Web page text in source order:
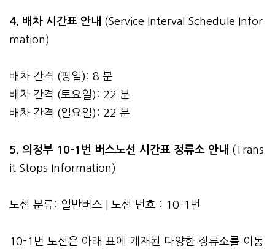
4. 배차 시간표 안내 (Service Interval Schedule Infor
mation)
배차 간격 (평일): 8 분
배차 간격 (토요일): 22 분
배차 간격 (일요일): 22 분
5. 의정부 10-1번 버스노선 시간표 정류소 안내 (Trans
it Stops Information)
노선 분류: 일반버스 | 노선 번호 : 10-1번
10-1번 노선은 아래 표에 게재된 다양한 정류소를 이동